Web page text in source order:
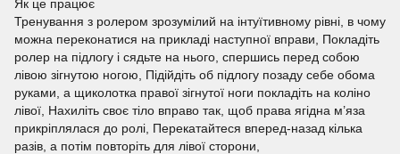
Як це працює
Тренування з ролером зрозумілий на інтуїтивному рівні, в чому
можна переконатися на прикладі наступної вправи, Покладіть
ролер на підлогу і сядьте на нього, спершись перед собою
лівою зігнутою ногою, Підійдіть об підлогу позаду себе обома
руками, а щиколотка правої зігнутої ноги покладіть на коліно
лівої, Нахиліть своє тіло вправо так, щоб права ягідна м’яза
прикріплялася до ролі, Перекатайтеся вперед-назад кілька
разів, а потім повторіть для лівої сторони,